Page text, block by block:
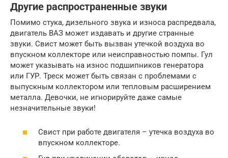
Другие распространенные звуки
Помимо стука, дизельного звука и износа распредвала,
двигатель ВАЗ может издавать и другие странные
звуки. Свист может быть вызван утечкой воздуха во
впускном коллекторе или неисправностью помпы. Гул
может указывать на износ подшипников генератора
или ГУР. Треск может быть связан с проблемами с
выпускным коллектором или тепловым расширением
металла. Девочки, не игнорируйте даже самые
незначительные звуки!
Свист при работе двигателя – утечка воздуха во
впускном коллекторе.